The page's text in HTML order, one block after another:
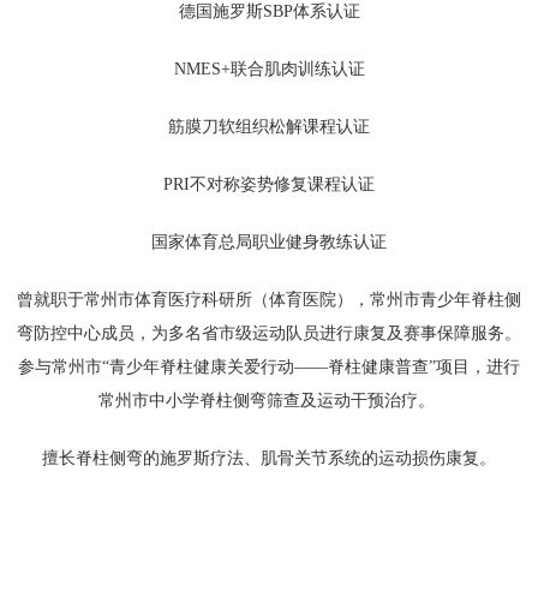
德国施罗斯SBP体系认证
NMES+联合肌肉训练认证
筋膜刀软组织松解课程认证
PRI不对称姿势修复课程认证
国家体育总局职业健身教练认证
曾就职于常州市体育医疗科研所（体育医院），常州市青少年脊柱侧
弯防控中心成员，为多名省市级运动队员进行康复及赛事保障服务。
参与常州市“青少年脊柱健康关爱行动——脊柱健康普查”项目，进行
常州市中小学脊柱侧弯筛查及运动干预治疗。
擅长脊柱侧弯的施罗斯疗法、肌骨关节系统的运动损伤康复。